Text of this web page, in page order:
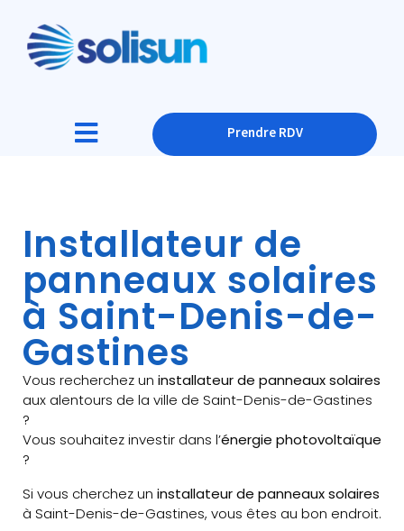
Prendre RDV
Installateur de
panneaux solaires
à Saint-Denis-de-
Gastines
Vous recherchez un installateur de panneaux solaires
aux alentours de la ville de Saint-Denis-de-Gastines
?
Vous souhaitez investir dans l’énergie photovoltaïque
?
Si vous cherchez un installateur de panneaux solaires
à Saint-Denis-de-Gastines, vous êtes au bon endroit.